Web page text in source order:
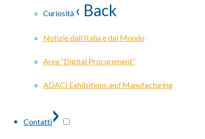
Curiosità ‹ Back
Notizie dall’Italia e dal Mondo
Area “Digital Procurement”
ADACI Exhibitions and Manufacturing
Contatti›